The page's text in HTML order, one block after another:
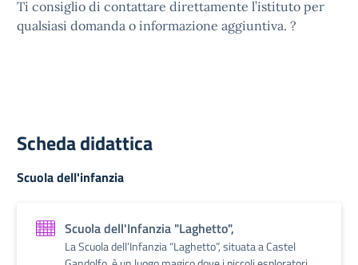
Ti consiglio di contattare direttamente l’istituto per
qualsiasi domanda o informazione aggiuntiva. ?
Scheda didattica
Scuola dell'infanzia
Scuola dell'Infanzia "Laghetto",
La Scuola dell’Infanzia “Laghetto”, situata a Castel